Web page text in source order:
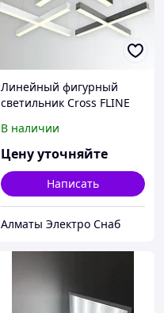
Линейный фигурный
светильник Cross FLINE
В наличии
Цену уточняйте
Написать
Алматы Электро Снаб